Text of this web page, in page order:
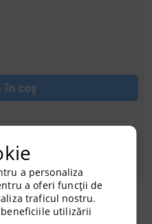
100mm 107m3/h
a personaliza
a oferi funcții de
traficul nostru.
utilizării